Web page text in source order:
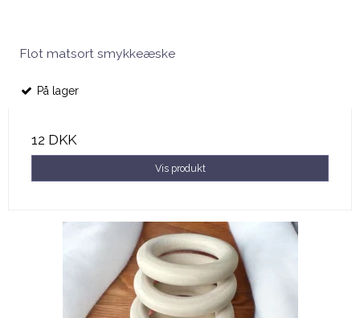
Flot matsort smykkeæske
På lager
12 DKK
Vis produkt